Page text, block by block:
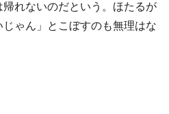
れないのだという。ほたるが
ゃん」とこぼすのも無理はな